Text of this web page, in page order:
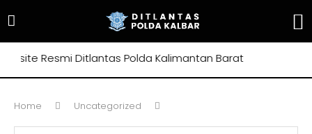
Resmi Ditlantas Polda Kalimantan Barat
Home Uncategorized